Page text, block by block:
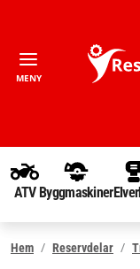
MENY
ATV Byggmaskiner
Hem Reservdelar